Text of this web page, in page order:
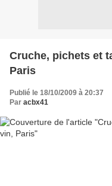
Cruche, pichets et
Paris
Publié le 18/10/2009 à 20:37
Par acbx41